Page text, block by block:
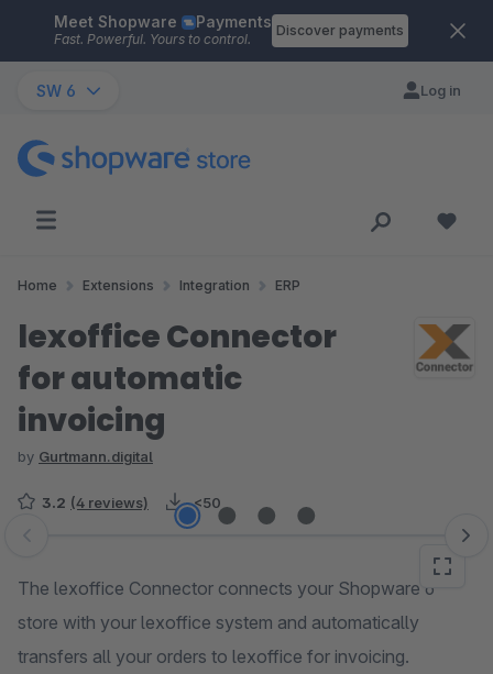
Skip to main content
Meet Shopware Payments
Fast. Powerful. Yours to control.
Discover payments
SW 6 Log in
Home Extensions Integration ERP
lexoffice Connector
for automatic
invoicing
by Gurtmann.digital
3.2 (4 reviews) <50
Skip image gallery
The lexoffice Connector connects your Shopware 6
store with your lexoffice system and automatically
transfers all your orders to lexoffice for invoicing.